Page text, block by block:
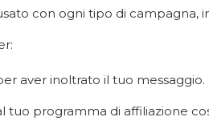
con ogni tipo di campagna,
aver inoltrato il tuo messaggio.
programma di affiliazione